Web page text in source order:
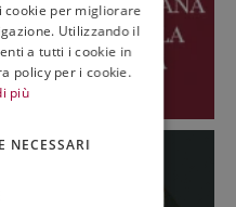
ENGLISH
cookie per migliorare
Utilizzando il
a tutti i cookie in
policy per i cookie.
più
NECESSARI